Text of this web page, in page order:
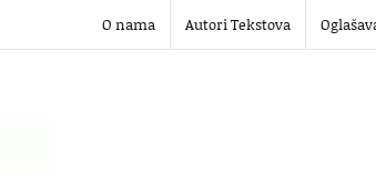
O nama Autori Tekstova